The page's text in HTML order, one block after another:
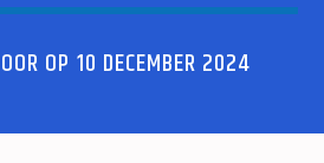
OP 10 DECEMBER 2024